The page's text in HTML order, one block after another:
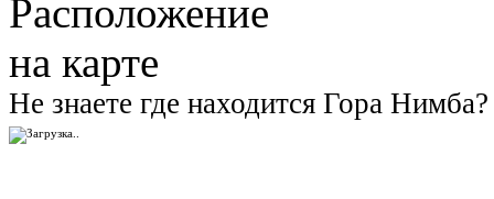
Не знаете где находится Гора